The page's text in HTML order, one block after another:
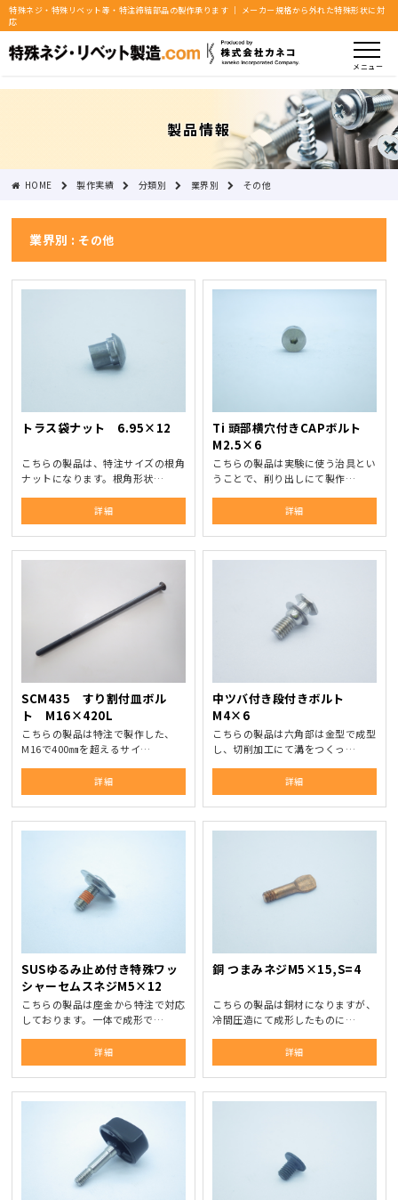
特殊ネジ・特殊リベット等・特注締結部品の製作承ります ｜ メーカー規格から外れた特殊形状に対
応
メニュー
製品情報
HOME 製作実績 分類別 業界別 その他
業界別 : その他
トラス袋ナット 6.95×12
こちらの製品は、特注サイズの根角
ナットになります。根角形状…
詳細
Ti 頭部横穴付きCAPボルト
M2.5×6
こちらの製品は実験に使う治具とい
うことで、削り出しにて製作…
詳細
SCM435 すり割付皿ボル
ト M16×420L
こちらの製品は特注で製作した、
M16で400㎜を超えるサイ…
詳細
中ツバ付き段付きボルト
M4×6
こちらの製品は六角部は金型で成型
し、切削加工にて溝をつくっ…
詳細
SUSゆるみ止め付き特殊ワッ
シャーセムスネジM5×12
こちらの製品は座金から特注で対応
しております。一体で成形で…
詳細
銅 つまみネジM5×15,S=4
こちらの製品は銅材になりますが、
冷間圧造にて成形したものに…
詳細